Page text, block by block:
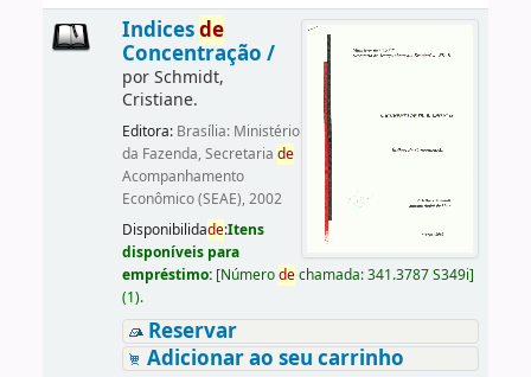
Indicesde
Concentração /
porSchmidt,
Cristiane.
Editora: Brasília: Ministério
da Fazenda, Secretaria de
Acompanhamento
Econômico (SEAE), 2002
Disponibilidade:Itens
disponíveis para
empréstimo: [Númerodechamada:341.3787 S349i]
(1).
Reservar
Adicionar ao seu carrinho